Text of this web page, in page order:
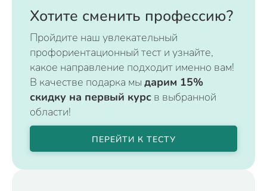
Хотите сменить профессию?
Пройдите наш увлекательный
профориентационный тест и узнайте,
какое направление подходит именно вам!
В качестве подарка мы дарим 15%
скидку на первый курс в выбранной
области!
ПЕРЕЙТИ К ТЕСТУ